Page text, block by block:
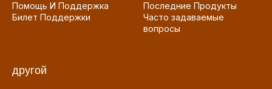
Помощь И Поддержка
Билет Поддержки
Последние Продукты
Часто задаваемые
вопросы
другой